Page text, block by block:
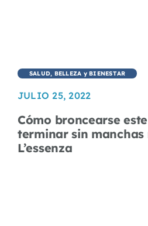
SALUD, BELLEZA y BIENESTAR
JULIO 25, 2022
Cómo broncearse
terminar sin
L’essenza